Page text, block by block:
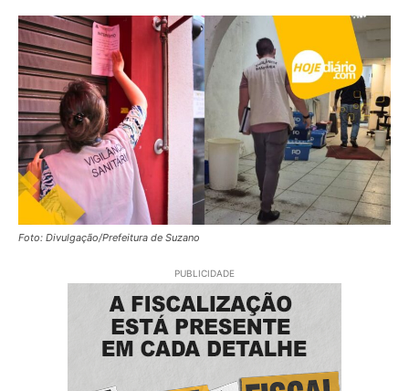
Foto: Divulgação/Prefeitura de Suzano
PUBLICIDADE